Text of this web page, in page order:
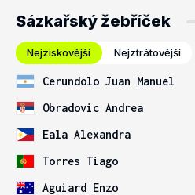
Sázkařský žebříček
Nejziskovější Nejztrátovější
Cerundolo Juan Manuel
Obradovic Andrea
Eala Alexandra
Torres Tiago
Aguiard Enzo